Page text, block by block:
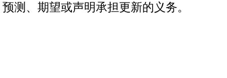
预测、期望或声明承担更新的义务。